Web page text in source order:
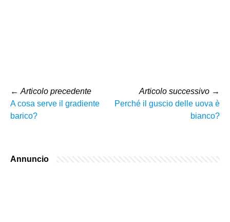
← Articolo precedente
A cosa serve il gradiente
barico?
Articolo successivo →
Perché il guscio delle uova è
bianco?
Annuncio